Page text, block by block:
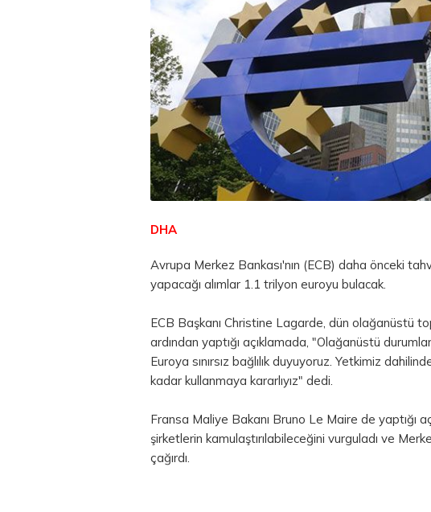
DHA
Avrupa Merkez Bankası'nın (ECB) daha önceki
yapacağı alımlar 1.1 trilyon euroyu bulacak.
ECB Başkanı Christine Lagarde, dün olağanüstü
ardından yaptığı açıklamada, "Olağanüstü
Euroya sınırsız bağlılık duyuyoruz. Yetkimiz
kadar kullanmaya kararlıyız" dedi.
Fransa Maliye Bakanı Bruno Le Maire de yaptığı
şirketlerin kamulaştırılabileceğini vurguladı ve
çağırdı.